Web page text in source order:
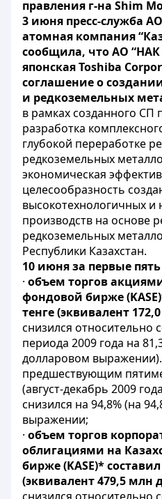
правления г-на Shim
3 июня пресс-служба
атомная компания
сообщила, что АО
японская Toshiba
соглашение о
и редкоземельных
в рамках созданного СП
разработка
глубокой переработке
редкоземельных
экономическая
целесообразность
высокотехнологичных и
производств на основе
редкоземельных
Республики Казахстан.
10 июня за первые
· объем торгов
фондовой бирже
тенге (эквивалент
снизился относительно
периода 2009 года на
долларовом
предшествующим
(август-декабрь 2009
снизился на 94,8% (на
выражении;
· объем торгов
облигациями на
бирже (KASE)*
(эквивалент 479,5 млн